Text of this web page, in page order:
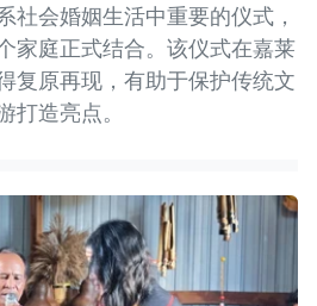
社会婚姻生活中重要的仪式，
家庭正式结合。该仪式在嘉莱
复原再现，有助于保护传统文
打造亮点。